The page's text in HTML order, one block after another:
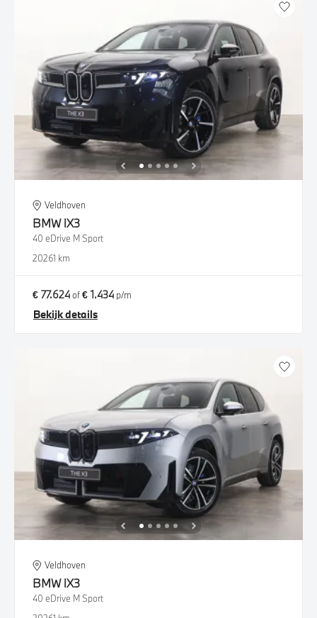
Veldhoven
BMW iX3
40 eDrive M Sport
20261 km
€ 77.624of€ 1.434 p/m
Bekijk details
Veldhoven
BMW iX3
40 eDrive M Sport